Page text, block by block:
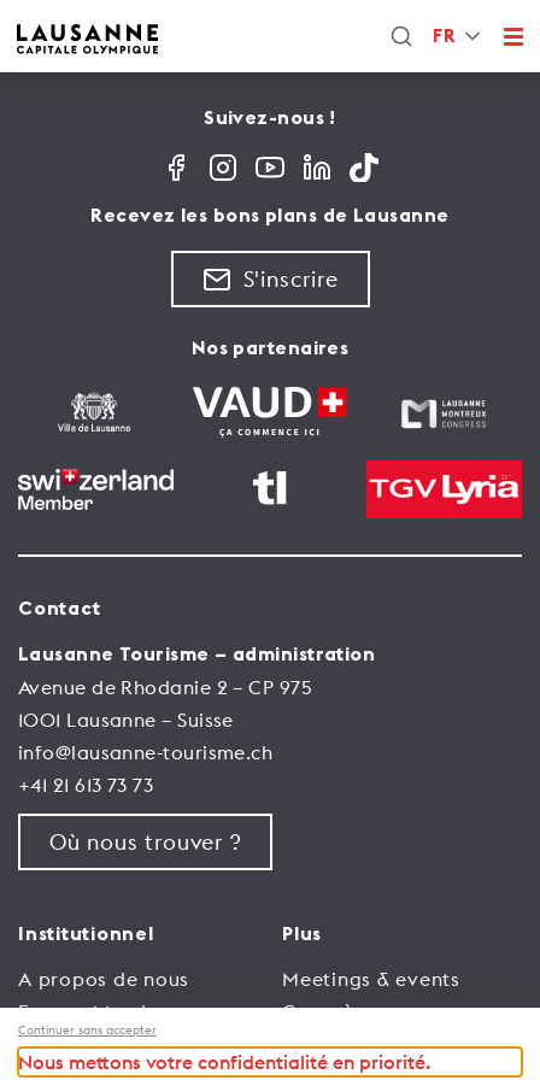
FR
Suivez-nous !
Recevez les bons plans de Lausanne
S'inscrire
Nos partenaires
Contact
Lausanne Tourisme – administration
Avenue de Rhodanie 2 – CP 975
1001 Lausanne – Suisse
info@lausanne-tourisme.ch
+41 21 613 73 73
Où nous trouver ?
Institutionnel
A propos de nous
Espace Membres
Emploi
Plus
Meetings & events
Congrès
Trade
Continuer sans accepter
Nous mettons votre confidentialité en priorité.